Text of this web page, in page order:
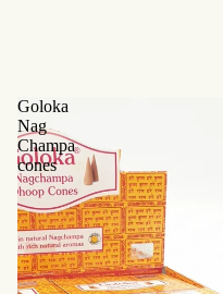
Goloka
Nag
Champa
cones